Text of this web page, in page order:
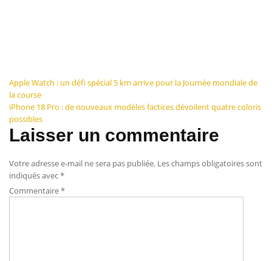
Navigation
de
l’article
Apple Watch : un défi spécial 5 km arrive pour la Journée mondiale de
la course
iPhone 18 Pro : de nouveaux modèles factices dévoilent quatre coloris
possibles
Laisser un commentaire
Votre adresse e-mail ne sera pas publiée. Les champs obligatoires sont
indiqués avec*
Commentaire*